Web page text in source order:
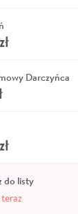
zł
Darczyńca
zł
do listy
teraz